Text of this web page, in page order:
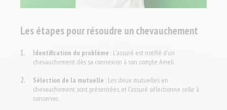
Les étapes pour résoudre un chevauchement
Identification du problème : L'assuré est notifié d'un
chevauchement dès sa connexion à son compte Ameli.
Sélection de la mutuelle : Les deux mutuelles en
chevauchement sont présentées, et l'assuré sélectionne celle à
conserver.